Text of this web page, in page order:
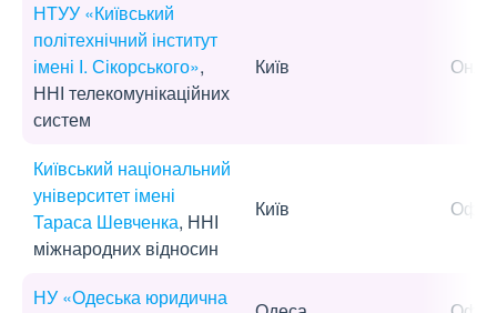
НТУУ «Київський
політехнічний інститут
імені І. Сікорського»,
ННІ телекомунікаційних
систем
Київ
Київський національний
університет імені
Тараса Шевченка, ННІ
міжнародних відносин
Київ
НУ «Одеська юридична